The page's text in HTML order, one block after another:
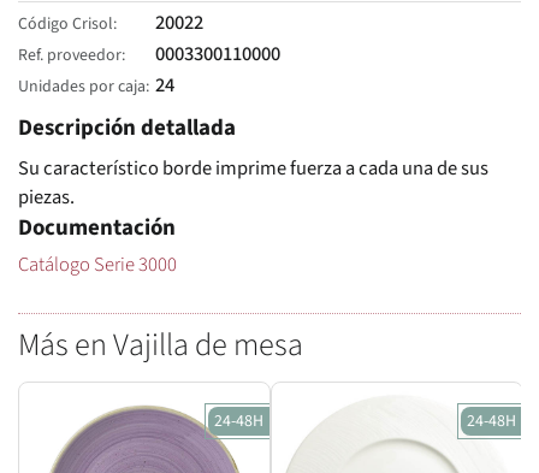
Código Crisol 20022
Ref. proveedor 0003300110000
Unidades por caja 24
Descripción detallada
Su característico borde imprime fuerza a cada una de sus
piezas.
Documentación
Catálogo Serie 3000
Más en Vajilla de mesa
24-48H 24-48H